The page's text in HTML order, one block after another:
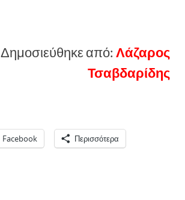
Δημοσιεύθηκε από: Λάζαρος
Τσαβδαρίδης
Facebook Περισσότερα